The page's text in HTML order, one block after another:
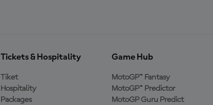
Tickets & Hospitality
Tiket
Hospitality
Packages
Game Hub
MotoGP™ Fantasy
MotoGP™ Predictor
MotoGP Guru Predict